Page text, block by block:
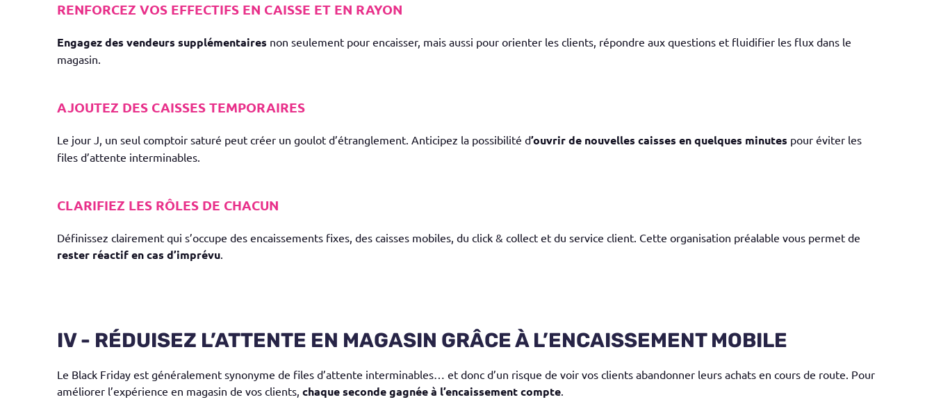
RENFORCEZ VOS EFFECTIFS EN CAISSE ET EN RAYON
Engagez des vendeurs supplémentaires non seulement pour encaisser, mais aussi pour orienter les clients, répondre aux questions et fluidifier les flux dans le
magasin.
AJOUTEZ DES CAISSES TEMPORAIRES
Le jour J, un seul comptoir saturé peut créer un goulot d’étranglement. Anticipez la possibilité d’ouvrir de nouvelles caisses en quelques minutes pour éviter les
files d’attente interminables.
CLARIFIEZ LES RÔLES DE CHACUN
Définissez clairement qui s’occupe des encaissements fixes, des caisses mobiles, du click & collect et du service client. Cette organisation préalable vous permet de
rester réactif en cas d’imprévu.
IV - RÉDUISEZ L’ATTENTE EN MAGASIN GRÂCE À L’ENCAISSEMENT MOBILE
Le Black Friday est généralement synonyme de files d’attente interminables… et donc d’un risque de voir vos clients abandonner leurs achats en cours de route. Pour
améliorer l’expérience en magasin de vos clients, chaque seconde gagnée à l’encaissement compte.